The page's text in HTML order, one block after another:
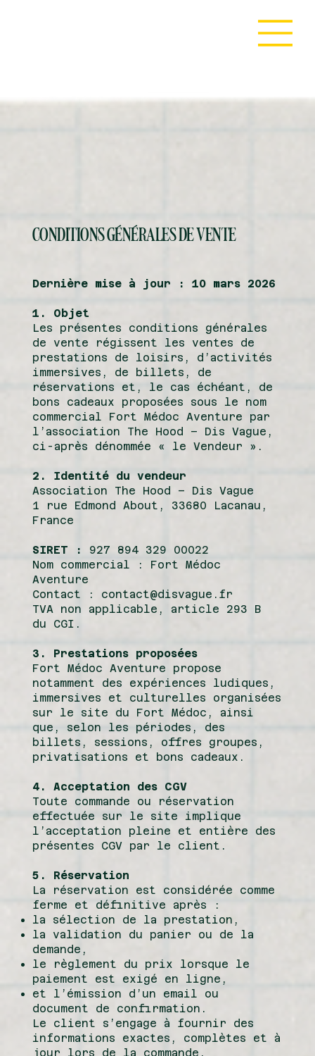
CONDITIONS GÉNÉRALES DE VENTE
Dernière mise à jour : 10 mars 2026
1. Objet
Les présentes conditions générales
de vente régissent les ventes de
prestations de loisirs, d’activités
immersives, de billets, de
réservations et, le cas échéant, de
bons cadeaux proposées sous le nom
commercial Fort Médoc Aventure par
l’association The Hood – Dis Vague,
ci-après dénommée « le Vendeur ».
2. Identité du vendeur
Association The Hood – Dis Vague
1 rue Edmond About, 33680 Lacanau,
France
SIRET :
927 894 329 00022
Nom commercial : Fort Médoc
Aventure
Contact : contact@disvague.fr
TVA non applicable, article 293 B
du CGI.
3. Prestations proposées
Fort Médoc Aventure propose
notamment des expériences ludiques,
immersives et culturelles organisées
sur le site du Fort Médoc, ainsi
que, selon les périodes, des
billets, sessions, offres groupes,
privatisations et bons cadeaux.
4. Acceptation des CGV
Toute commande ou réservation
effectuée sur le site implique
l’acceptation pleine et entière des
présentes CGV par le client.
5. Réservation
La réservation est considérée comme
ferme et définitive après :
la sélection de la prestation,
la validation du panier ou de la
demande,
le règlement du prix lorsque le
paiement est exigé en ligne,
et l’émission d’un email ou
document de confirmation.
Le client s’engage à fournir des
informations exactes, complètes et à
jour lors de la commande.